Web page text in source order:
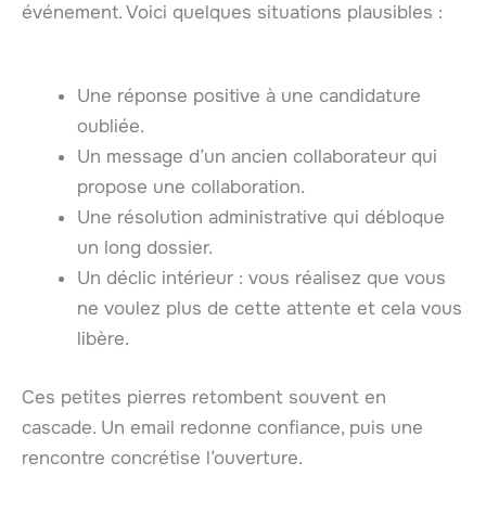
événement. Voici quelques situations plausibles :
Une réponse positive à une candidature
oubliée.
Un message d’un ancien collaborateur qui
propose une collaboration.
Une résolution administrative qui débloque
un long dossier.
Un déclic intérieur : vous réalisez que vous
ne voulez plus de cette attente et cela vous
libère.
Ces petites pierres retombent souvent en
cascade. Un email redonne confiance, puis une
rencontre concrétise l’ouverture.